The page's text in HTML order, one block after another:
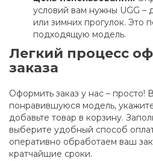
условий вам нужны UGG –
или зимних прогулок. Это
подходящую модель.
Легкий процесс
заказа
Оформить заказ у нас – просто!
понравившуюся модель,
добавьте товар в корзину.
выберите удобный способ
оперативно обработаем ваш
кратчайшие сроки.